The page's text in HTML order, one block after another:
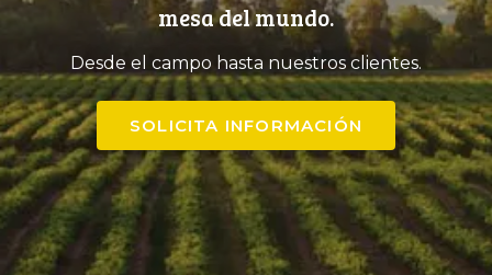
mesa del mundo.
Desde el campo hasta nuestros clientes.
SOLICITA INFORMACIÓN